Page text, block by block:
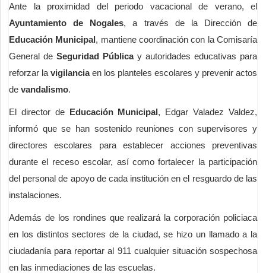
Ante la proximidad del periodo vacacional de verano, el
Ayuntamiento de Nogales, a través de la Dirección de
Educación Municipal, mantiene coordinación con la Comisaría
General de Seguridad Públicay autoridades educativas para
reforzar la vigilanciaen los planteles escolares y prevenir actos
de vandalismo.
El director de Educación Municipal, Edgar Valadez Valdez,
informó que se han sostenido reuniones con supervisores y
directores escolares para establecer acciones preventivas
durante el receso escolar, así como fortalecer la participación
del personal de apoyo de cada institución en el resguardo de las
instalaciones.
Además de los rondines que realizará la corporación policiaca
en los distintos sectores de la ciudad, se hizo un llamado a la
ciudadanía para reportar al 911 cualquier situación sospechosa
en las inmediaciones de las escuelas.